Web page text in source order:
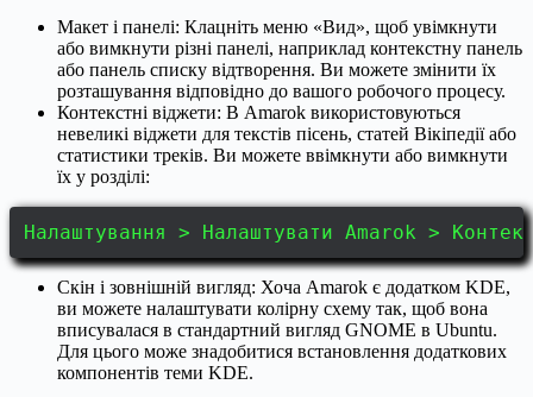
Макет і панелі: Клацніть меню «Вид», щоб увімкнути
або вимкнути різні панелі, наприклад контекстну панель
або панель списку відтворення. Ви можете змінити їх
розташування відповідно до вашого робочого процесу.
Контекстні віджети: В Amarok використовуються
невеликі віджети для текстів пісень, статей Вікіпедії або
статистики треків. Ви можете ввімкнути або вимкнути
їх у розділі:
Налаштування > Налаштувати Amarok >
Скін і зовнішній вигляд: Хоча Amarok є додатком KDE,
ви можете налаштувати колірну схему так, щоб вона
вписувалася в стандартний вигляд GNOME в Ubuntu.
Для цього може знадобитися встановлення додаткових
компонентів теми KDE.